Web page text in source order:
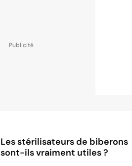
Les stérilisateurs de biberons
sont-ils vraiment utiles ?